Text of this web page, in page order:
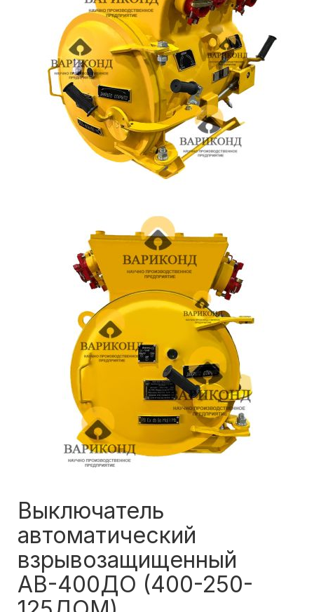
Выключатель
автоматический
взрывозащищенный
АВ-400ДО (400-250-